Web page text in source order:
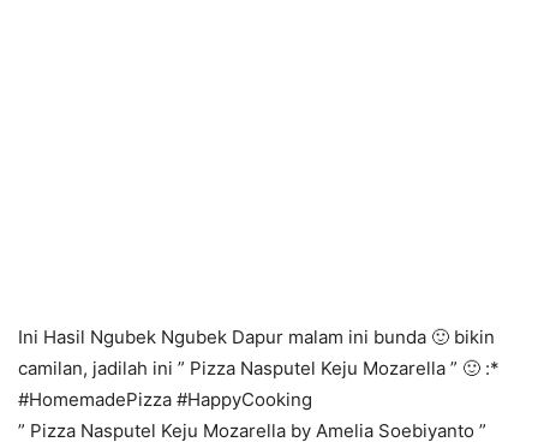
Ini Hasil Ngubek Ngubek Dapur malam ini bunda 🙂 bikin
camilan, jadilah ini ” Pizza Nasputel Keju Mozarella ” 🙂 :*
#HomemadePizza #HappyCooking
” Pizza Nasputel Keju Mozarella by Amelia Soebiyanto ”